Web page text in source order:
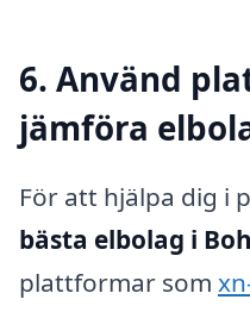
6. Använd
jämföra
För att hjälpa dig i
bästa elbolag i
plattformar som